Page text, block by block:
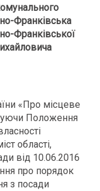
Франківська
Франківської
«Про місцеве
Положення
області,
від 10.06.2016
про порядок
з посади